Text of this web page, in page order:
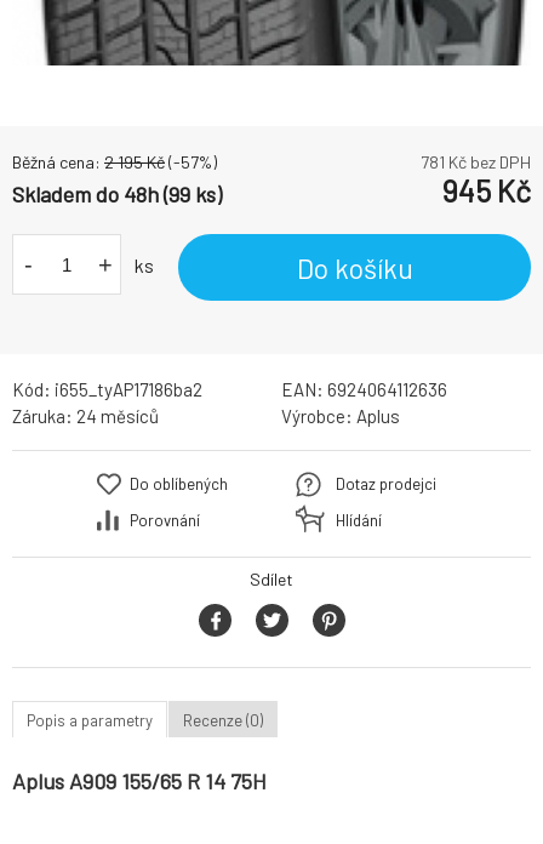
Běžná cena: 2 195Kč(-57%) 781 Kč bez DPH
Skladem do 48h (99 ks) 945 Kč
- + ks Do košíku
Kód: i655_tyAP17186ba2 EAN: 6924064112636
Záruka: 24 měsíců Výrobce: Aplus
Do oblíbených
Porovnání
Dotaz prodejci
Hlídání
Sdílet
Popis a parametry Recenze (0)
Aplus A909 155/65 R 14 75H